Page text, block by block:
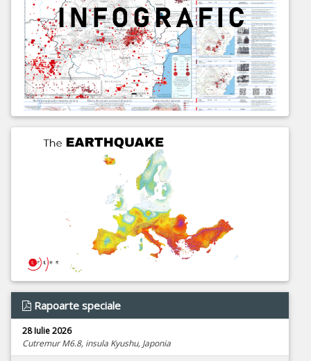
Rapoarte speciale
28 Iulie 2026
Cutremur M6.8, insula Kyushu, Japonia